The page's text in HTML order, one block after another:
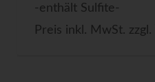
-enthält Sulfite-
Preis inkl. MwSt. zzgl.